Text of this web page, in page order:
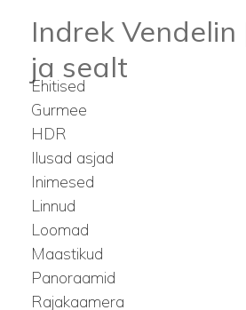
Indrek Vendelin
ja sealt
Ehitised
Gurmee
HDR
Ilusad asjad
Inimesed
Linnud
Loomad
Maastikud
Panoraamid
Rajakaamera